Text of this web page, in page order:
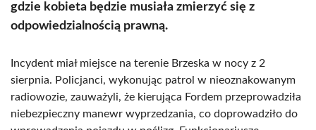
gdzie kobieta będzie musiała zmierzyć się z
odpowiedzialnością prawną.
Incydent miał miejsce na terenie Brzeska w nocy z 2
sierpnia. Policjanci, wykonując patrol w nieoznakowanym
radiowozie, zauważyli, że kierująca Fordem przeprowadziła
niebezpieczny manewr wyprzedzania, co doprowadziło do